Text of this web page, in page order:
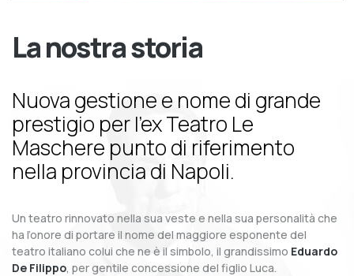
La nostra storia
Nuova gestione e nome di grande
prestigio per l’ex Teatro Le
Maschere punto di riferimento
nella provincia di Napoli.
Un teatro rinnovato nella sua veste e nella sua personalità che
ha l’onore di portare il nome del maggiore esponente del
teatro italiano colui che ne è il simbolo, il grandissimo Eduardo
De Filippo, per gentile concessione del figlio Luca.